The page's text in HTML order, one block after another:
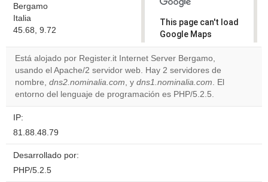
Bergamo
Italia
45.68, 9.72
This page can't load
Google Maps
correctly.
Do you
own this
website?
Está alojado por Register.it Internet Server Bergamo,
usando el Apache/2 servidor web. Hay 2 servidores de
nombre, dns2.nominalia.com, y dns1.nominalia.com. El
entorno del lenguaje de programación es PHP/5.2.5.
IP:
81.88.48.79
Desarrollado por:
PHP/5.2.5